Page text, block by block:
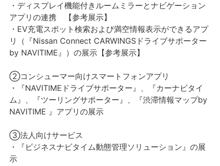
・ディスプレイ機能付きルームミラーとナビゲーション
アプリの連携 【参考展示】
・EV充電スポット検索および満空情報表示ができるアプ
リ（『Nissan Connect CARWINGSドライブサポーター
by NAVITIME』）の展示【参考展示】
②コンシューマー向けスマートフォンアプリ
・『NAVITIMEドライブサポーター』、『カーナビタイ
ム』、『ツーリングサポーター』、『渋滞情報マップby
NAVITIME 』アプリの展示
③法人向けサービス
・『ビジネスナビタイム動態管理ソリューション』の展
示